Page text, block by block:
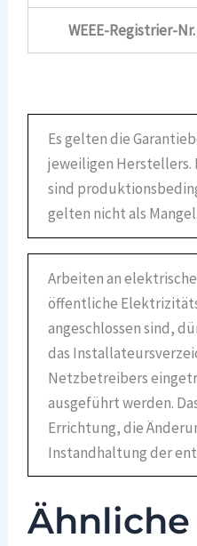
WEEE-Registrier-Nr.
Es gelten die
jeweiligen Herstellers.
sind
gelten nicht als Mangel.
Arbeiten an
öffentliche
angeschlossen sind,
das
Netzbetreibers
ausgeführt werden.
Errichtung, die
Instandhaltung der